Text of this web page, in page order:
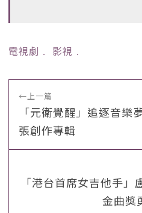
電視劇 ﹒ 影視 ﹒
←上一篇
「元衛覺醒」追逐音樂
張創作專輯
「港台首席女吉他手
金曲獎